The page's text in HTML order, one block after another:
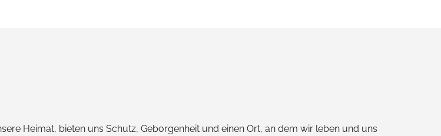
Heimat, bieten uns Schutz, Geborgenheit und einen Ort, an dem wir leben und uns